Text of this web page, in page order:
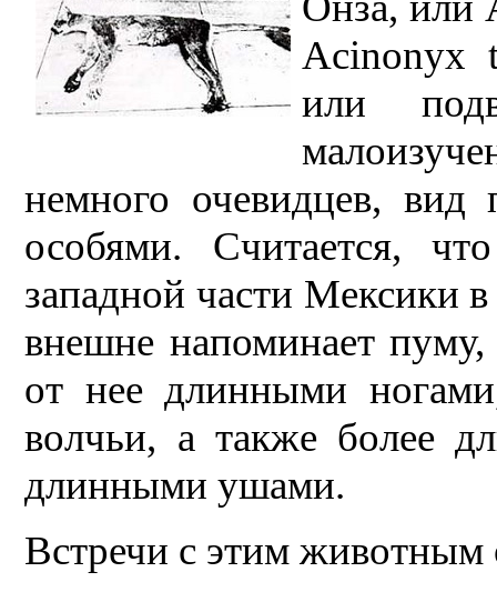
Acinonyx
или
немного очевидцев, вид
особями. Считается,
западной части Мексики
внешне напоминает пуму,
от нее длинными
волчьи, а также более
длинными ушами.
Встречи с этим животным